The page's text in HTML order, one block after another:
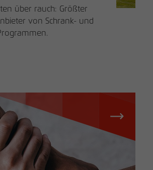
über rauch: Größter
von Schrank- und